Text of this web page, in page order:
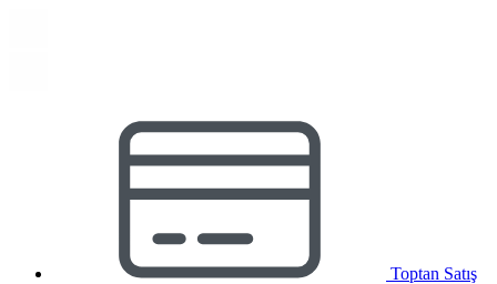
Toptan Satış